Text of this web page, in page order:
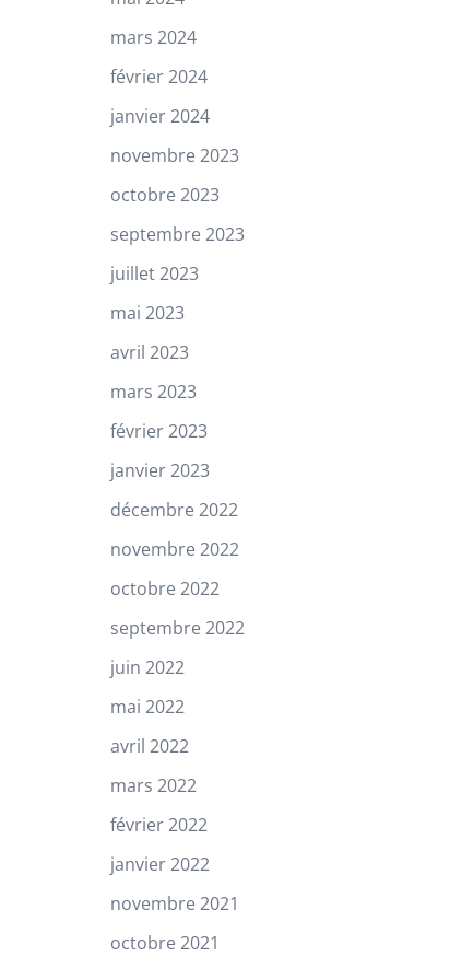
mars 2024
février 2024
janvier 2024
novembre 2023
octobre 2023
septembre 2023
juillet 2023
mai 2023
avril 2023
mars 2023
février 2023
janvier 2023
décembre 2022
novembre 2022
octobre 2022
septembre 2022
juin 2022
mai 2022
avril 2022
mars 2022
février 2022
janvier 2022
novembre 2021
octobre 2021